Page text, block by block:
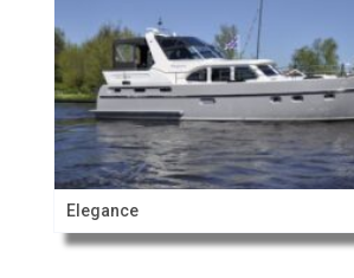
Elegance